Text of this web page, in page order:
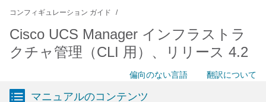
コンフィギュレーション ガイド
Cisco UCS Manager インフラストラ
クチャ管理（CLI 用）、リリース 4.2
偏向のない言語 翻訳について
マニュアルのコンテンツ